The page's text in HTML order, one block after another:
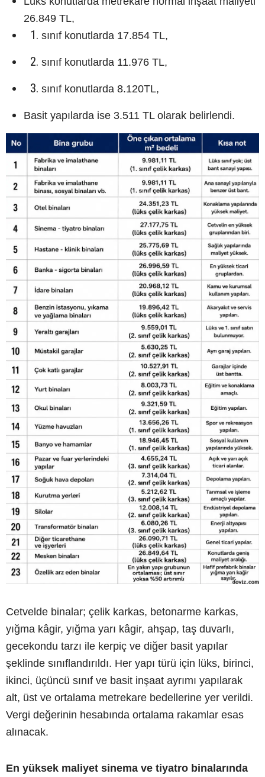
26.849 TL,
sınıf konutlarda 17.854 TL,
sınıf konutlarda 11.976 TL,
sınıf konutlarda 8.120TL,
Basit yapılarda ise 3.511 TL olarak belirlendi.
Cetvelde binalar; çelik karkas, betonarme karkas,
yığma kâgir, yığma yarı kâgir, ahşap, taş duvarlı,
gecekondu tarzı ile kerpiç ve diğer basit yapılar
şeklinde sınıflandırıldı. Her yapı türü için lüks, birinci,
ikinci, üçüncü sınıf ve basit inşaat ayrımı yapılarak
alt, üst ve ortalama metrekare bedellerine yer verildi.
Vergi değerinin hesabında ortalama rakamlar esas
alınacak.
En yüksek maliyet sinema ve tiyatro binalarında